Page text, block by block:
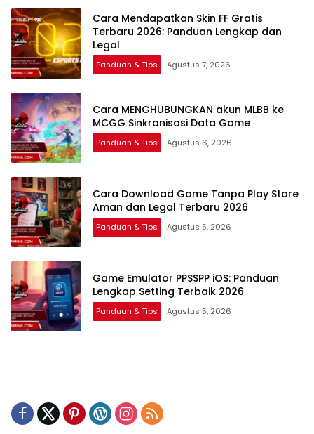
Cara Mendapatkan Skin FF Gratis
Terbaru 2026: Panduan Lengkap dan
Legal
Panduan & Tips Agustus 7, 2026
Cara MENGHUBUNGKAN akun MLBB ke
MCGG Sinkronisasi Data Game
Panduan & Tips Agustus 6, 2026
Cara Download Game Tanpa Play Store
Aman dan Legal Terbaru 2026
Panduan & Tips Agustus 5, 2026
Game Emulator PPSSPP iOS: Panduan
Lengkap Setting Terbaik 2026
Panduan & Tips Agustus 5, 2026